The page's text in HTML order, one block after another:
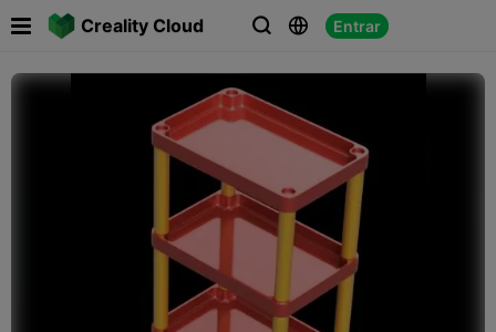
Creality Cloud   Entrar
 